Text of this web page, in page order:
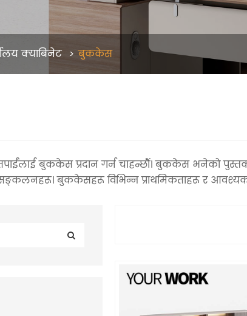
क्याबिनेट बुककेस
तपाईंलाई बुककेस प्रदान गर्न चाहन्छौं। बुककेस भनेको
सङ्कलनहरू। बुककेसहरू विभिन्न प्राथमिकताहरू र